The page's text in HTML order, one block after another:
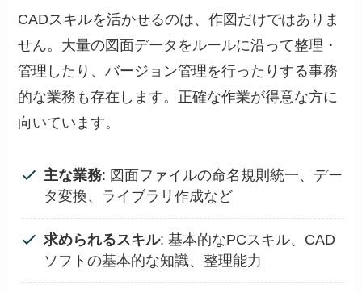
CADスキルを活かせるのは、作図だけではありま
せん。大量の図面データをルールに沿って整理・
管理したり、バージョン管理を行ったりする事務
的な業務も存在します。正確な作業が得意な方に
向いています。
主な業務: 図面ファイルの命名規則統一、デー
タ変換、ライブラリ作成など
求められるスキル: 基本的なPCスキル、CAD
ソフトの基本的な知識、整理能力